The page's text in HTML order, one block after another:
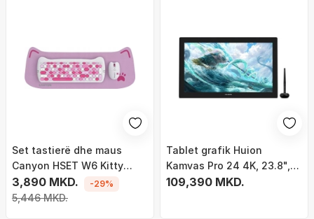
Set tastierë dhe maus
Canyon HSET W6 Kitty
Edition, wireless, 104
taste, rozë
3,890 MKD.
5,446 MKD.
-29%
Tablet grafik Huion
Kamvas Pro 24 4K, 23.8",
QLED, i zi
109,390 MKD.